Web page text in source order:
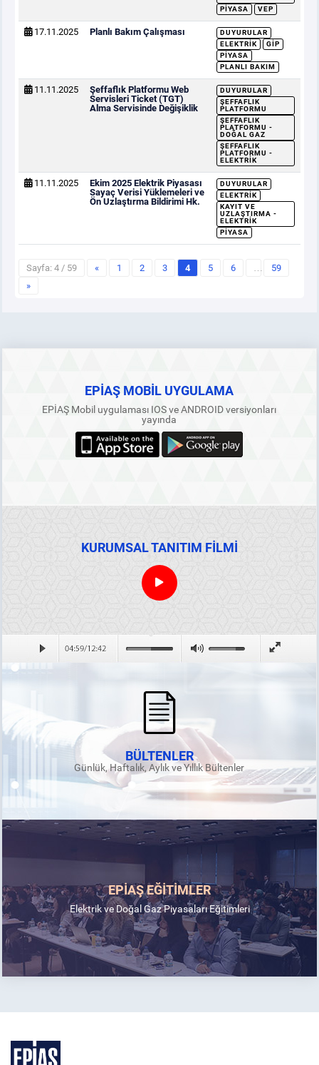
PIYASA
VEP
17.11.2025 Planlı Bakım Çalışması
DUYURULAR
ELEKTRIK
GİP
PIYASA
PLANLI BAKIM
11.11.2025
Şeffaflık Platformu Web
Servisleri Ticket (TGT)
Alma Servisinde Değişiklik
DUYURULAR
ŞEFFAFLIK
PLATFORMU
ŞEFFAFLIK
PLATFORMU -
DOĞAL GAZ
ŞEFFAFLIK
PLATFORMU -
ELEKTRIK
11.11.2025
Ekim 2025 Elektrik Piyasası
Sayaç Verisi Yüklemeleri ve
Ön Uzlaştırma Bildirimi Hk.
DUYURULAR
ELEKTRIK
KAYIT VE
UZLAŞTIRMA -
ELEKTRIK
PIYASA
Sayfa: 4 / 59 « 1 2 3 4 5 6 …
59
»
EPİAŞ MOBİL UYGULAMA
EPİAŞ Mobil uygulaması IOS ve ANDROID versiyonları
yayında
KURUMSAL TANITIM FİLMİ
BÜLTENLER
Günlük, Haftalık, Aylık ve Yıllık Bültenler
EPİAŞ EĞİTİMLER
Elektrik ve Doğal Gaz Piyasaları Eğitimleri